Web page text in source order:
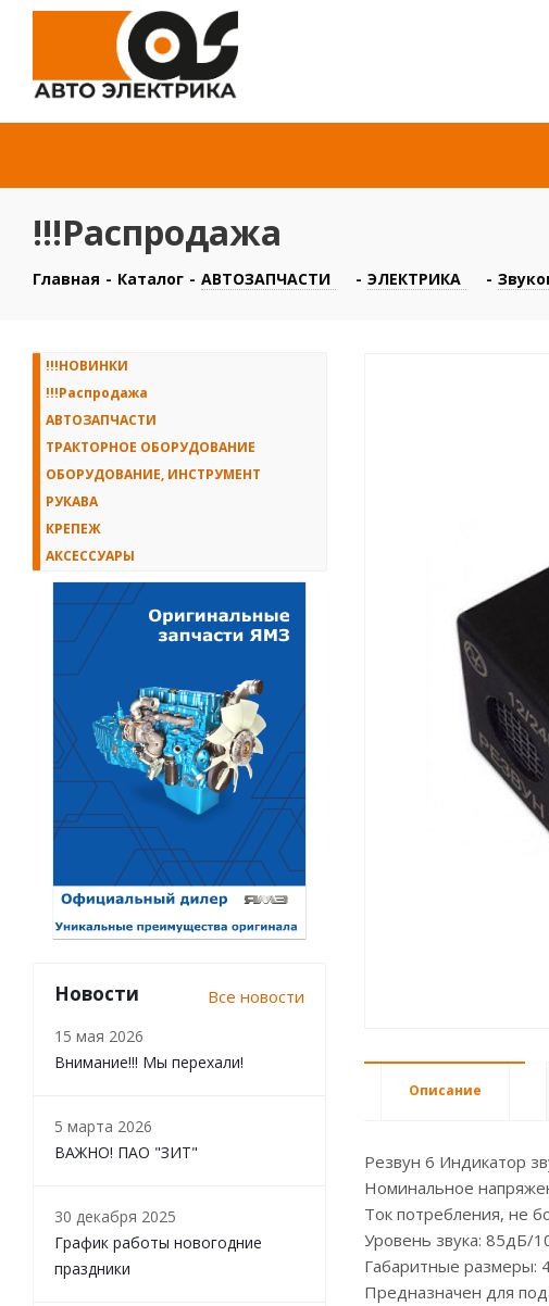
!!!Распродажа
Главная - Каталог - АВТОЗАПЧАСТИ - ЭЛЕКТРИКА -
Описание
Резвун 6 Индикатор
Номинальное
Ток потребления, не
Уровень звука: 85дБ/
Габаритные размеры:
Предназначен для
!!!НОВИНКИ
!!!Распродажа
АВТОЗАПЧАСТИ
ТРАКТОРНОЕ ОБОРУДОВАНИЕ
ОБОРУДОВАНИЕ, ИНСТРУМЕНТ
РУКАВА
КРЕПЕЖ
АКСЕССУАРЫ
Новости Все новости
15 мая 2026
Внимание!!! Мы перехали!
5 марта 2026
ВАЖНО! ПАО "ЗИТ"
30 декабря 2025
График работы новогодние
праздники